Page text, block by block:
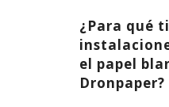
¿Para qué
el papel
Dronpaper?